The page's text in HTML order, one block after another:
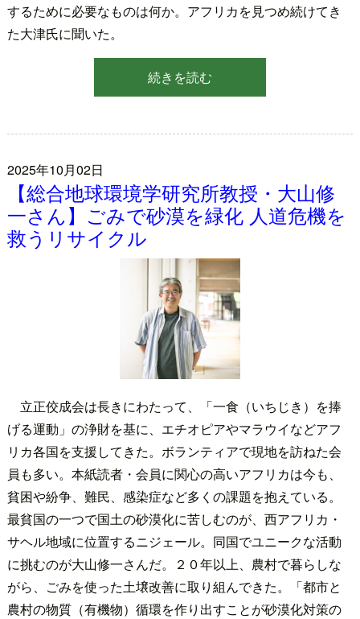
するために必要なものは何か。アフリカを見つめ続けてき
た大津氏に聞いた。
続きを読む
2025年10月02日
【総合地球環境学研究所教授・大山修
一さん】ごみで砂漠を緑化 人道危機を
救うリサイクル
立正佼成会は長きにわたって、「一食（いちじき）を捧
げる運動」の浄財を基に、エチオピアやマラウイなどアフ
リカ各国を支援してきた。ボランティアで現地を訪ねた会
員も多い。本紙読者・会員に関心の高いアフリカは今も、
貧困や紛争、難民、感染症など多くの課題を抱えている。
最貧国の一つで国土の砂漠化に苦しむのが、西アフリカ・
サヘル地域に位置するニジェール。同国でユニークな活動
に挑むのが大山修一さんだ。２０年以上、農村で暮らしな
がら、ごみを使った土壌改善に取り組んできた。「都市と
農村の物質（有機物）循環を作り出すことが砂漠化対策の